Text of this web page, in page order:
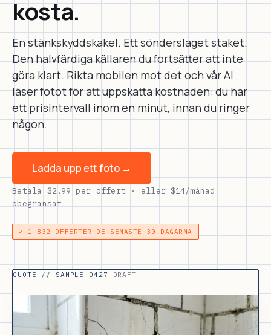
kosta.
En stänkskyddskakel. Ett sönderslaget staket.
Den halvfärdiga källaren du fortsätter att inte
göra klart. Rikta mobilen mot det och vår AI
läser fotot för att uppskatta kostnaden: du har
ett prisintervall inom en minut, innan du ringer
någon.
Ladda upp ett foto →
Betala$2.99per offert · eller$14/månad
obegränsat
✓ 1 832 OFFERTER DE SENASTE 30 DAGARNA
QUOTE // SAMPLE-0427 DRAFT